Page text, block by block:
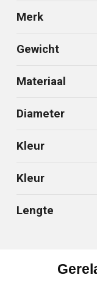
Merk
Gewicht
Materiaal
Diameter
Kleur
Kleur
Lengte